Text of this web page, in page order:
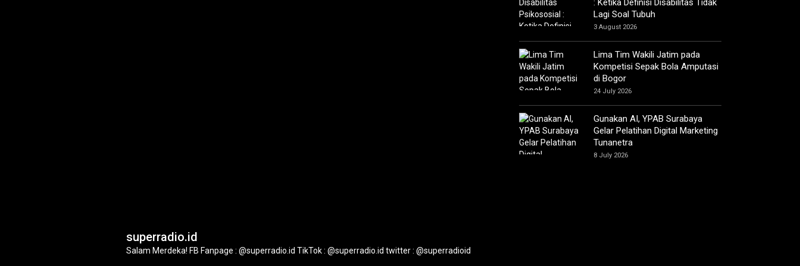
: Ketika Definisi Disabilitas Tidak
Lagi Soal Tubuh
3 August 2026
Lima Tim Wakili Jatim pada
Kompetisi Sepak Bola Amputasi
di Bogor
24 July 2026
Gunakan AI, YPAB Surabaya
Gelar Pelatihan Digital Marketing
Tunanetra
8 July 2026
superradio.id
Salam Merdeka! FB Fanpage : @superradio.id TikTok : @superradio.id twitter : @superradioid